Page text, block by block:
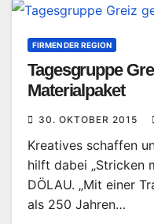
FIRMEN DER REGION
Tagesgruppe
Materialpaket
30. OKTOBER 2015
Kreatives schaffen
hilft dabei „Stricken
DÖLAU. „Mit einer
als 250 Jahren…